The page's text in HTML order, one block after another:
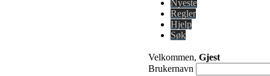
Nyeste
Regler
Hjelp
Søk
Velkommen, Gjest
Brukernavn